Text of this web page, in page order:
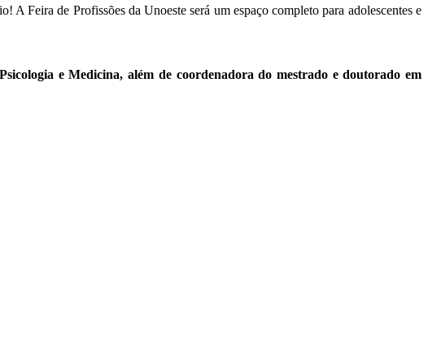
A Feira de Profissões da Unoeste será um espaço completo para adolescentes e
e Medicina, além de coordenadora do mestrado e doutorado em